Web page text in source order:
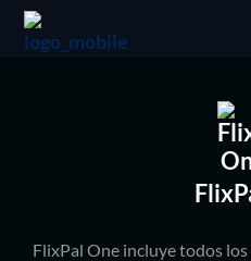
FlixPal One incluye todos